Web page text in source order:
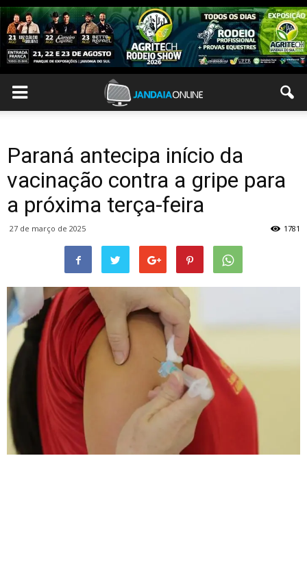
Paraná antecipa início da
vacinação contra a gripe para
a próxima terça-feira
27 de março de 2025 1781